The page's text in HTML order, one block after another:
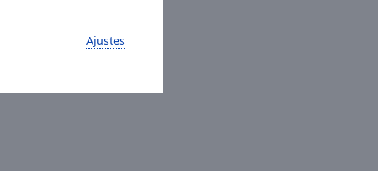
Ajustes